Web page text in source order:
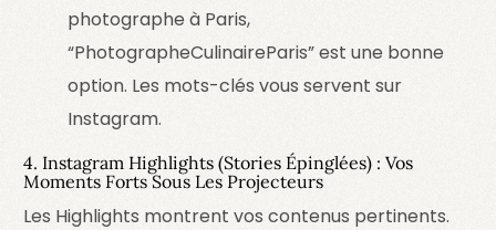
photographe à Paris,
“PhotographeCulinaireParis” est une bonne
option. Les mots-clés vous servent sur
Instagram.
4. Instagram Highlights (Stories Épinglées) : Vos
Moments Forts Sous Les Projecteurs
Les Highlights montrent vos contenus pertinents.